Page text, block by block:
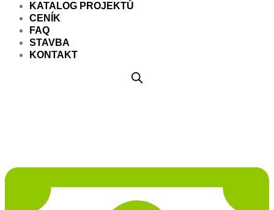
KATALOG PROJEKTŮ
CENÍK
FAQ
STAVBA
KONTAKT